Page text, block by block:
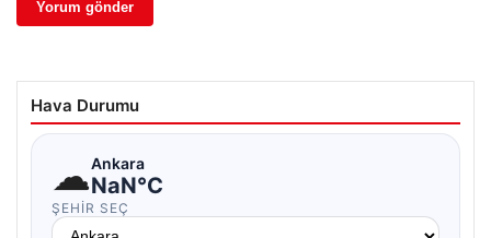
Hava Durumu
☁Ankara
NaN°C
ŞEHIR SEÇ